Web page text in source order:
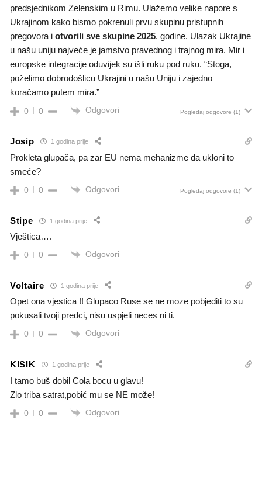
predsjednikom Zelenskim u Rimu. Ulažemo velike napore s
Ukrajinom kako bismo pokrenuli prvu skupinu pristupnih
pregovora i otvorili sve skupine 2025. godine. Ulazak Ukrajine
u našu uniju najveće je jamstvo pravednog i trajnog mira. Mir i
europske integracije oduvijek su išli ruku pod ruku. “Stoga,
poželimo dobrodošlicu Ukrajini u našu Uniju i zajedno
koračamo putem mira.”
0 0 Odgovori Pogledaj odgovore (1)
Josip 1 godina prije
Prokleta glupača, pa zar EU nema mehanizme da ukloni to
smeće?
0 0 Odgovori Pogledaj odgovore (1)
Stipe 1 godina prije
Vještica….
0 0 Odgovori
Voltaire 1 godina prije
Opet ona vjestica !! Glupaco Ruse se ne moze pobjediti to su
pokusali tvoji predci, nisu uspjeli neces ni ti.
0 0 Odgovori
KISIK 1 godina prije
I tamo buš dobil Cola bocu u glavu!
Zlo triba satrat,pobić mu se NE može!
0 0 Odgovori